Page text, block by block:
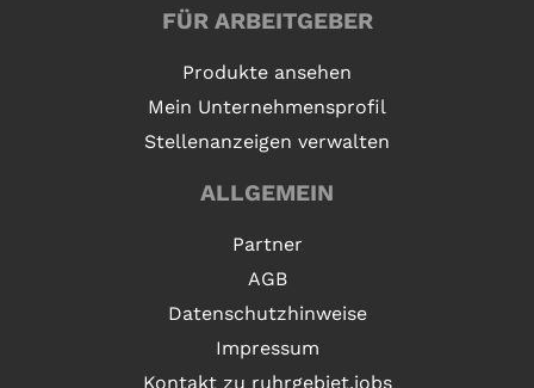
FÜR ARBEITGEBER
Produkte ansehen
Mein Unternehmensprofil
Stellenanzeigen verwalten
ALLGEMEIN
Partner
AGB
Datenschutzhinweise
Impressum
Kontakt zu ruhrgebiet.jobs